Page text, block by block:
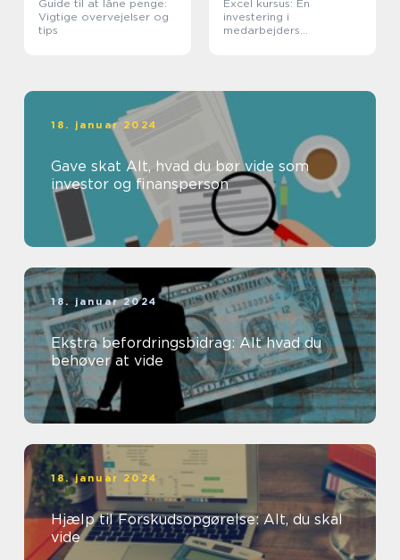
Guide til at låne penge:
Vigtige overvejelser og
tips
Excel kursus: En
investering i
medarbejders
18. januar 2024
Gave skat Alt, hvad du bør vide som
investor og finansperson
18. januar 2024
Ekstra befordringsbidrag: Alt hvad du
behøver at vide
18. januar 2024
Hjælp til Forskudsopgørelse: Alt, du skal
vide